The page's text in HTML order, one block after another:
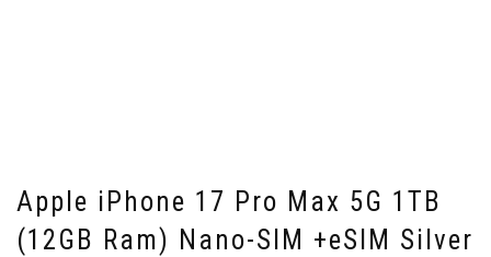
Apple iPhone 17 Pro Max 5G 1TB
(12GB Ram) Nano-SIM +eSIM Silver